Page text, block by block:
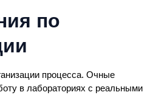
по
процесса. Очные
в лабораториях с реальными